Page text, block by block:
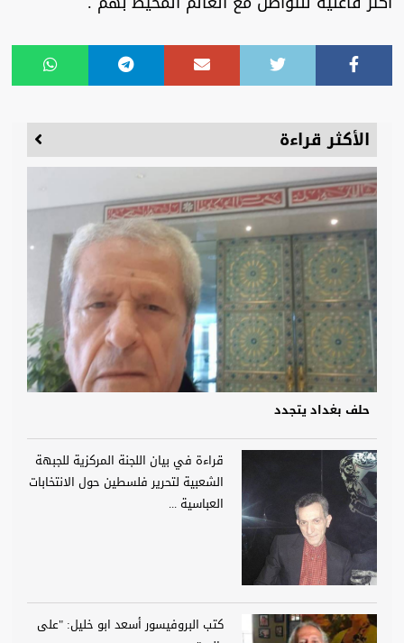
الأكثر قراءة
حلف بغداد يتجدد
قراءة في بيان اللجنة المركزية للجبهة
الشعبية لتحرير فلسطين حول الانتخابات
العباسية ...
كتب البروفيسور أسعد ابو خليل: "على